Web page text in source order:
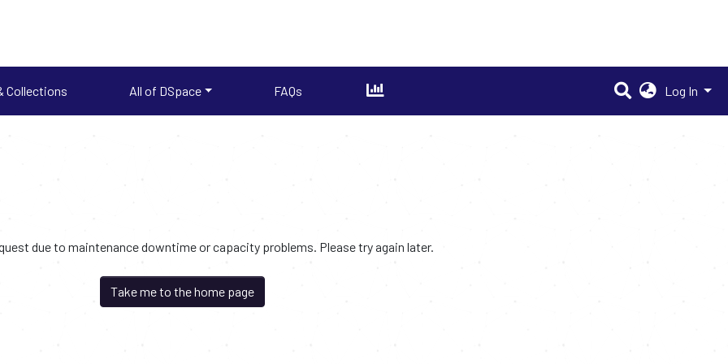
Collections All of DSpace FAQs Log In
due to maintenance downtime or capacity problems. Please try again later.
Take me to the home page